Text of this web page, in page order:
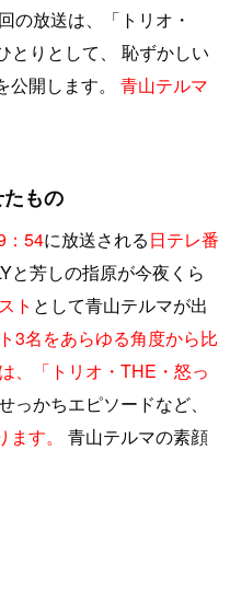
の放送は、「トリオ・
とりとして、 恥ずかしい
開します。 青山テルマ
もの
：54に放送される日テレ番
と芳しの指原が今夜くら
ト として青山テルマが出
3名をあらゆる角度から比
、「トリオ・THE・怒っ
っかちエピソードなど、
す。
青山テルマの素顔